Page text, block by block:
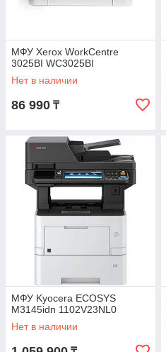
МФУ Xerox WorkCentre
3025BI WC3025BI
Нет в наличии
86 990 ₸
МФУ Kyocera ECOSYS
M3145idn 1102V23NL0
Нет в наличии